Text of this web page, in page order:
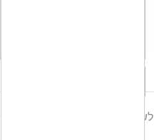
לשליחת הודעת ווטס אפ לחץ כאן